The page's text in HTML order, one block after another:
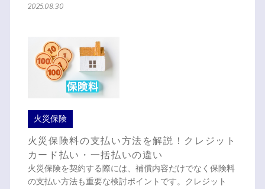
2025.08.30
火災保険
火災保険料の支払い方法を解説！クレジット
カード払い・一括払いの違い
火災保険を契約する際には、補償内容だけでなく保険料
の支払い方法も重要な検討ポイントです。クレジット